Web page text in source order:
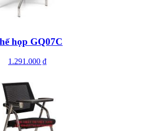
họp GQ07C
1.291.000 ₫